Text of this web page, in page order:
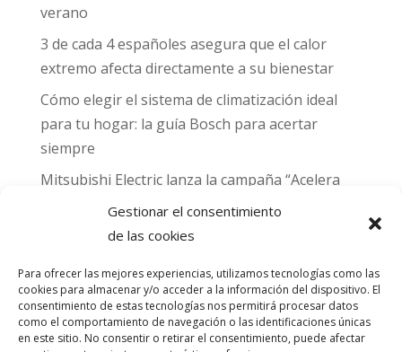
Gestionar el consentimiento
de las cookies
Para ofrecer las mejores experiencias, utilizamos tecnologías como las
cookies para almacenar y/o acceder a la información del dispositivo. El
consentimiento de estas tecnologías nos permitirá procesar datos
como el comportamiento de navegación o las identificaciones únicas
en este sitio. No consentir o retirar el consentimiento, puede afectar
verano
3 de cada 4 españoles asegura que el calor
extremo afecta directamente a su bienestar
Cómo elegir el sistema de climatización ideal
para tu hogar: la guía Bosch para acertar
siempre
Mitsubishi Electric lanza la campaña “Acelera
hacia MADRID 2026” y premia con entradas
para el Gran Premio de Fórmula 1 de Madrid
sello CO₂ Nulo: confort real, salud y
descarbonización en una sola vivienda